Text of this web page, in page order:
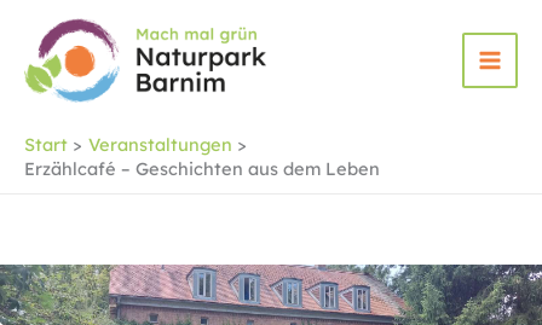
Inhalt
springen
Start
Veranstaltungen
Erzählcafé – Geschichten aus dem Leben